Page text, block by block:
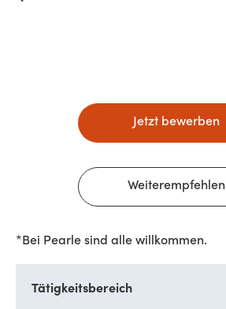
Jetzt bewerben
Weiterempfehlen
*Bei Pearle sind alle willkommen.
Tätigkeitsbereich